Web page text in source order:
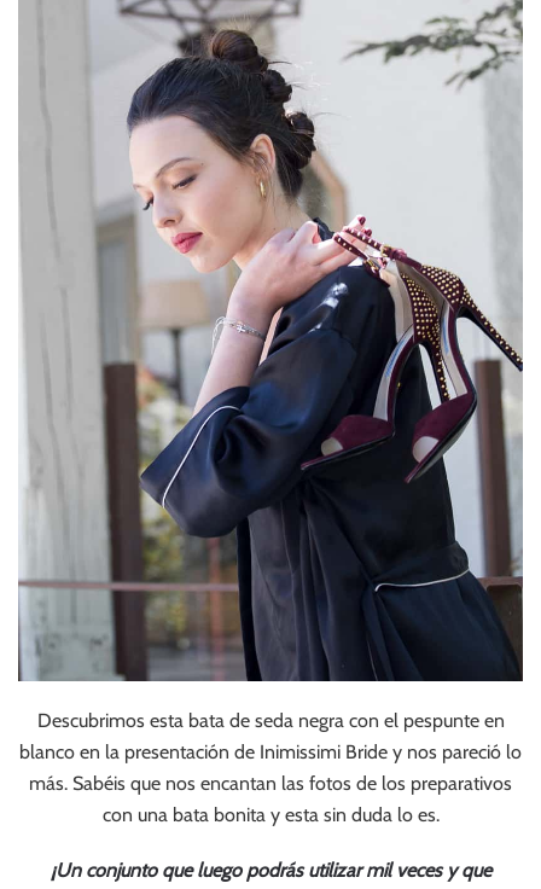
Descubrimos esta bata de seda negra con el pespunte en
blanco en la presentación de Inimissimi Bride y nos pareció lo
más. Sabéis que nos encantan las fotos de los preparativos
con una bata bonita y esta sin duda lo es.
¡Un conjunto que luego podrás utilizar mil veces y que